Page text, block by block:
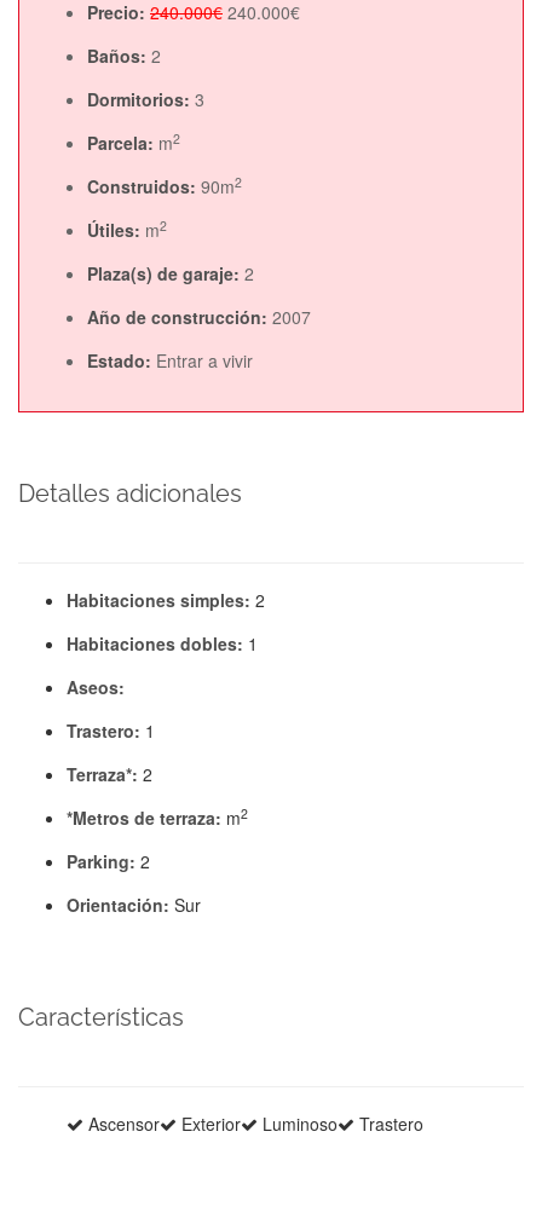
Precio: 240.000€ 240.000€
Baños: 2
Dormitorios: 3
Parcela: m2
Construidos: 90m2
Útiles: m2
Plaza(s) de garaje: 2
Año de construcción: 2007
Estado: Entrar a vivir
Detalles adicionales
Habitaciones simples: 2
Habitaciones dobles: 1
Aseos:
Trastero: 1
Terraza*: 2
*Metros de terraza: m2
Parking: 2
Orientación: Sur
Características
Ascensor Exterior Luminoso Trastero